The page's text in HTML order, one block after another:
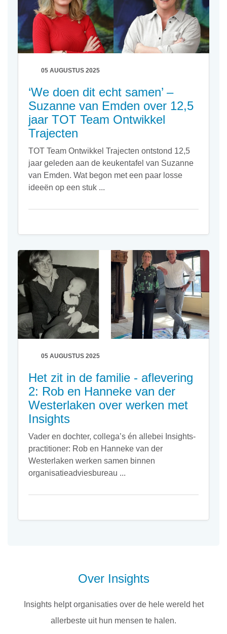
Dat mensen denken dat je ons instrument kunt inzetten
voor werving & selectie, is niet het enige misverstand
rondom het het gebruik van Insights Discovery.
Lees ook:
Insights haat-liefdeverhouding met hokjesdenken
Insights Discovery: simpel of simplistisch?
05 AUGUSTUS 2025
‘We doen dit echt samen’ –
Suzanne van Emden over 12,5
jaar TOT Team Ontwikkel
Trajecten
TOT Team Ontwikkel Trajecten ontstond 12,5
jaar geleden aan de keukentafel van Suzanne
van Emden. Wat begon met een paar losse
ideeën op een stuk ...
05 AUGUSTUS 2025
Het zit in de familie - aflevering
2: Rob en Hanneke van der
Westerlaken over werken met
Insights
Vader en dochter, collega’s én allebei Insights-
practitioner: Rob en Hanneke van der
Westerlaken werken samen binnen
organisatieadviesbureau ...
Over Insights
Insights helpt organisaties over de hele wereld het
allerbeste uit hun mensen te halen.